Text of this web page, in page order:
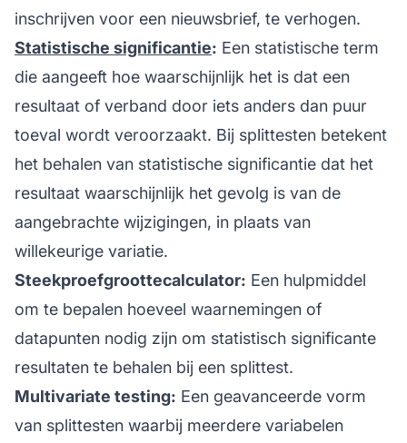
inschrijven voor een nieuwsbrief, te verhogen.
Statistische significantie: Een statistische term
die aangeeft hoe waarschijnlijk het is dat een
resultaat of verband door iets anders dan puur
toeval wordt veroorzaakt. Bij splittesten betekent
het behalen van statistische significantie dat het
resultaat waarschijnlijk het gevolg is van de
aangebrachte wijzigingen, in plaats van
willekeurige variatie.
Steekproefgroottecalculator: Een hulpmiddel
om te bepalen hoeveel waarnemingen of
datapunten nodig zijn om statistisch significante
resultaten te behalen bij een splittest.
Multivariate testing: Een geavanceerde vorm
van splittesten waarbij meerdere variabelen